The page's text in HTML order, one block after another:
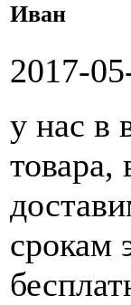
Иван
2017-
у нас в
товара,
срокам